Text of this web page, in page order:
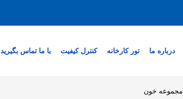
درباره ما تور کارخانه کنترل کیفیت با ما تماس بگیرید